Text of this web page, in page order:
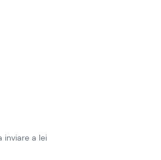
inviare a lei